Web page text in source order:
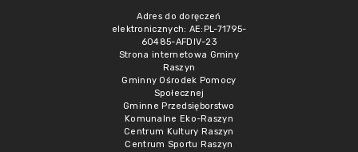
Adres do doręczeń
elektronicznych: AE:PL-71795-
60485-AFDIV-23
Strona internetowa Gminy
Raszyn
Gminny Ośrodek Pomocy
Społecznej
Gminne Przedsięborstwo
Komunalne Eko-Raszyn
Centrum Kultury Raszyn
Centrum Sportu Raszyn